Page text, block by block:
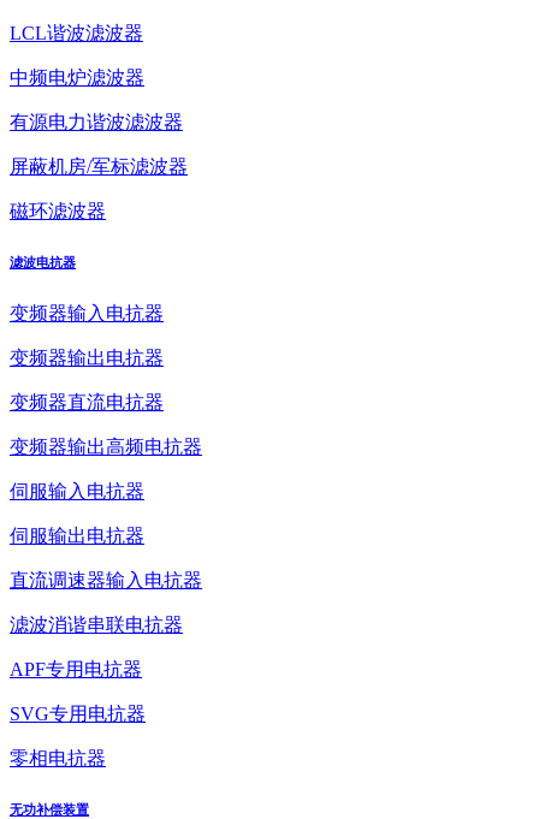
LCL谐波滤波器
中频电炉滤波器
有源电力谐波滤波器
屏蔽机房/军标滤波器
磁环滤波器
滤波电抗器
变频器输入电抗器
变频器输出电抗器
变频器直流电抗器
变频器输出高频电抗器
伺服输入电抗器
伺服输出电抗器
直流调速器输入电抗器
滤波消谐串联电抗器
APF专用电抗器
SVG专用电抗器
零相电抗器
无功补偿装置